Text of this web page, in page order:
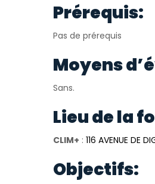
Prérequis:
Pas de prérequis
Moyens
Sans.
Lieu de la
CLIM+ : 116 AVENUE DE
Objectifs: